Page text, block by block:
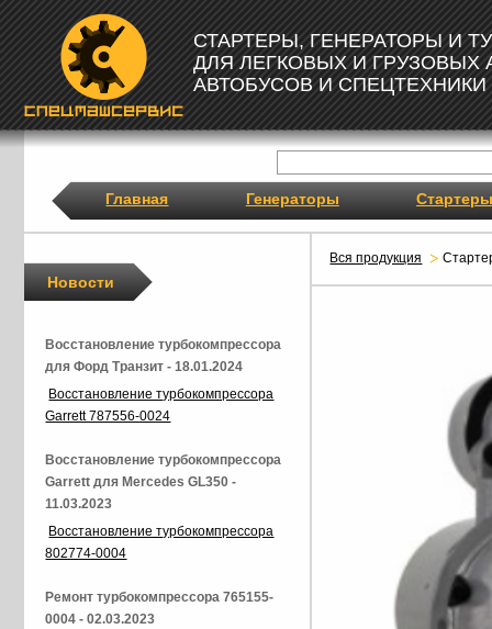
СТАРТЕРЫ, ГЕНЕРАТОРЫ И
ДЛЯ ЛЕГКОВЫХ И ГРУЗОВЫХ
АВТОБУСОВ И СПЕЦТЕХНИКИ
Главная Генераторы Стартеры
Вся продукция
Новости
Восстановление турбокомпрессора
для Форд Транзит - 18.01.2024
Восстановление турбокомпрессора
Garrett 787556-0024
Восстановление турбокомпрессора
Garrett для Mercedes GL350 -
11.03.2023
Восстановление турбокомпрессора
802774-0004
Ремонт турбокомпрессора 765155-
0004 - 02.03.2023